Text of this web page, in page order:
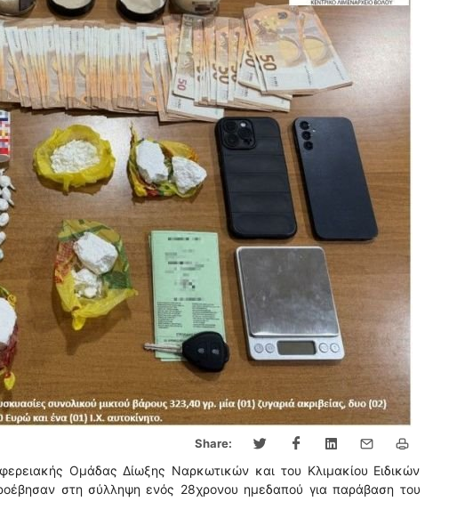
Share:
Ομάδας Δίωξης Ναρκωτικών και του Κλιμακίου Ειδικών
στη σύλληψη ενός 28χρονου ημεδαπού για παράβαση του